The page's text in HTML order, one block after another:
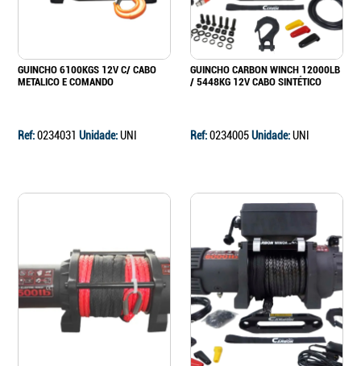
GUINCHO 6100KGS 12V C/ CABO
METALICO E COMANDO
Ref:0234031 Unidade:UNI
GUINCHO CARBON WINCH 12000LB
/ 5448KG 12V CABO SINTÉTICO
Ref:0234005Unidade:UNI